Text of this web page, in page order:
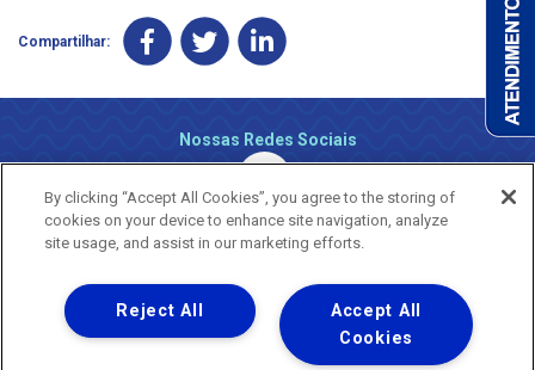
Compartilhar:
Nossas Redes Sociais
Uma empresa
Copyright ® 2026 - Todos os Direitos Reservados.
By clicking “Accept All Cookies”, you agree to the storing of
cookies on your device to enhance site navigation, analyze
site usage, and assist in our marketing efforts.
Accept All
Cookies
Reject All